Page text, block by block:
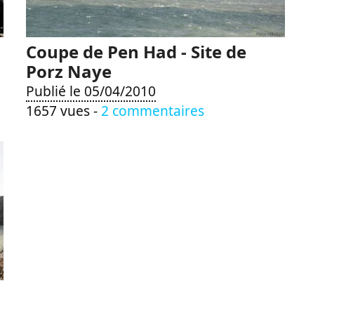
Coupe de Pen Had - Site de
Porz Naye
Publié le 05/04/2010
1657 vues - 2 commentaires